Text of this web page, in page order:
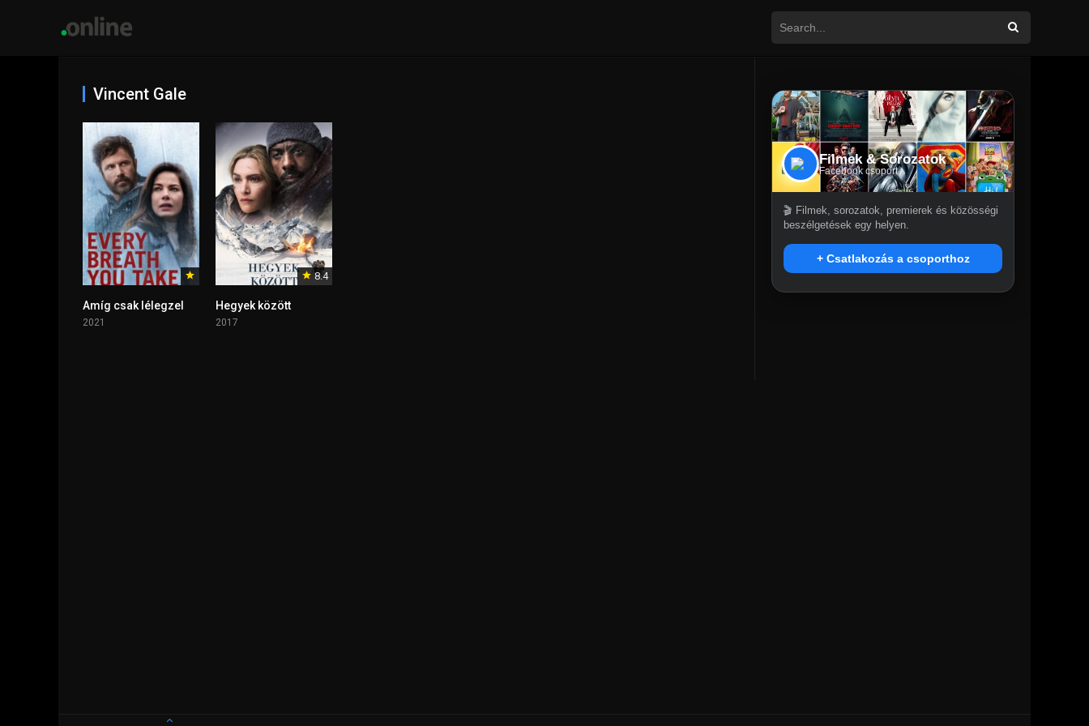
Vincent Gale
Amíg csak lélegzel
2021
8.4
Hegyek között
2017
Filmek & Sorozatok
Facebook csoport
🎬 Filmek, sorozatok, premierek és közösségi
beszélgetések egy helyen.
+ Csatlakozás a csoporthoz